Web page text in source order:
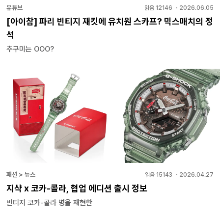
유튜브 읽음 12146 ・ 2026.06.05
[아이참] 파리 빈티지 재킷에 유치원 스카프? 믹스매치의 정
석
추구미는 OOO?
패션 > 뉴스 읽음 15143 ・ 2026.04.27
지샥 x 코카-콜라, 협업 에디션 출시 정보
빈티지 코카-콜라 병을 재현한